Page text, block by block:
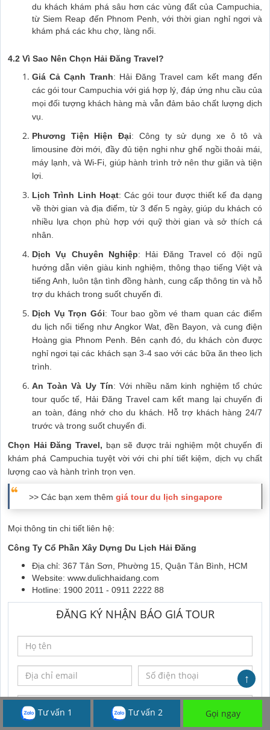
du khách khám phá sâu hơn các vùng đất của Campuchia,
từ Siem Reap đến Phnom Penh, với thời gian nghỉ ngơi và
khám phá các khu chợ, làng nổi.
4.2 Vì Sao Nên Chọn Hải Đăng Travel?
Giá Cả Cạnh Tranh: Hải Đăng Travel cam kết mang đến
các gói tour Campuchia với giá hợp lý, đáp ứng nhu cầu của
mọi đối tượng khách hàng mà vẫn đảm bảo chất lượng dịch
vụ.
Phương Tiện Hiện Đại: Công ty sử dụng xe ô tô và
limousine đời mới, đầy đủ tiện nghi như ghế ngồi thoải mái,
máy lạnh, và Wi-Fi, giúp hành trình trở nên thư giãn và tiện
lợi.
Lịch Trình Linh Hoạt: Các gói tour được thiết kế đa dạng
về thời gian và địa điểm, từ 3 đến 5 ngày, giúp du khách có
nhiều lựa chọn phù hợp với quỹ thời gian và sở thích cá
nhân.
Dịch Vụ Chuyên Nghiệp: Hải Đăng Travel có đội ngũ
hướng dẫn viên giàu kinh nghiệm, thông thạo tiếng Việt và
tiếng Anh, luôn tận tình đồng hành, cung cấp thông tin và hỗ
trợ du khách trong suốt chuyến đi.
Dịch Vụ Trọn Gói: Tour bao gồm vé tham quan các điểm
du lịch nổi tiếng như Angkor Wat, đền Bayon, và cung điện
Hoàng gia Phnom Penh. Bên cạnh đó, du khách còn được
nghỉ ngơi tại các khách sạn 3-4 sao với các bữa ăn theo lịch
trình.
An Toàn Và Uy Tín: Với nhiều năm kinh nghiệm tổ chức
tour quốc tế, Hải Đăng Travel cam kết mang lại chuyến đi
an toàn, đáng nhớ cho du khách. Hỗ trợ khách hàng 24/7
trước và trong suốt chuyến đi.
Chọn Hải Đăng Travel, bạn sẽ được trải nghiệm một chuyến đi
khám phá Campuchia tuyệt vời với chi phí tiết kiệm, dịch vụ chất
lượng cao và hành trình trọn vẹn.
>> Các bạn xem thêm giá tour du lịch singapore
Mọi thông tin chi tiết liên hệ:
Công Ty Cổ Phần Xây Dựng Du Lịch Hải Đăng
Địa chỉ: 367 Tân Sơn, Phường 15, Quận Tân Bình, HCM
Website: www.dulichhaidang.com
Hotline: 1900 2011 - 0911 2222 88
ĐĂNG KÝ NHẬN BÁO GIÁ TOUR
↑
Tư vấn 1 Tư vấn 2 Gọi ngay